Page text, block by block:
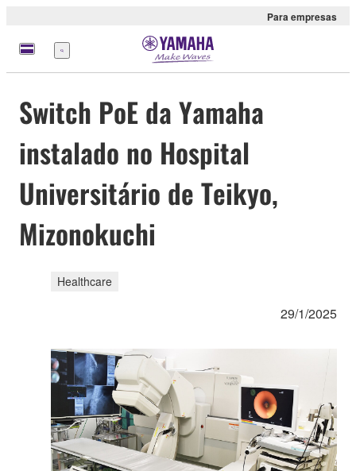
Para empresas
Menu
Switch PoE da Yamaha
instalado no Hospital
Universitário de Teikyo,
Mizonokuchi
Healthcare
29/1/2025